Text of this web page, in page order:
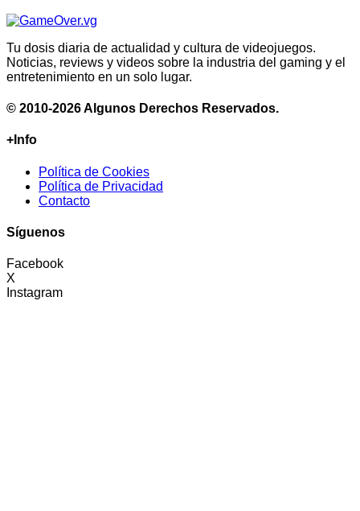
Tu dosis diaria de actualidad y cultura de videojuegos.
Noticias, reviews y videos sobre la industria del gaming y el
entretenimiento en un solo lugar.
© 2010-2026 Algunos Derechos Reservados.
+Info
Política de Cookies
Política de Privacidad
Contacto
Síguenos
Facebook
X
Instagram